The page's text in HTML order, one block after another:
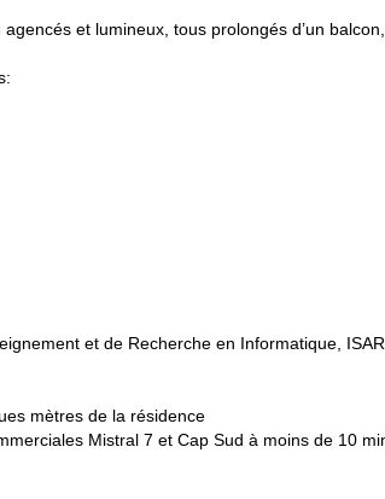
et lumineux, tous prolongés d’un
et de Recherche en Informatique,
mètres de la résidence
Mistral 7 et Cap Sud à moins de 10